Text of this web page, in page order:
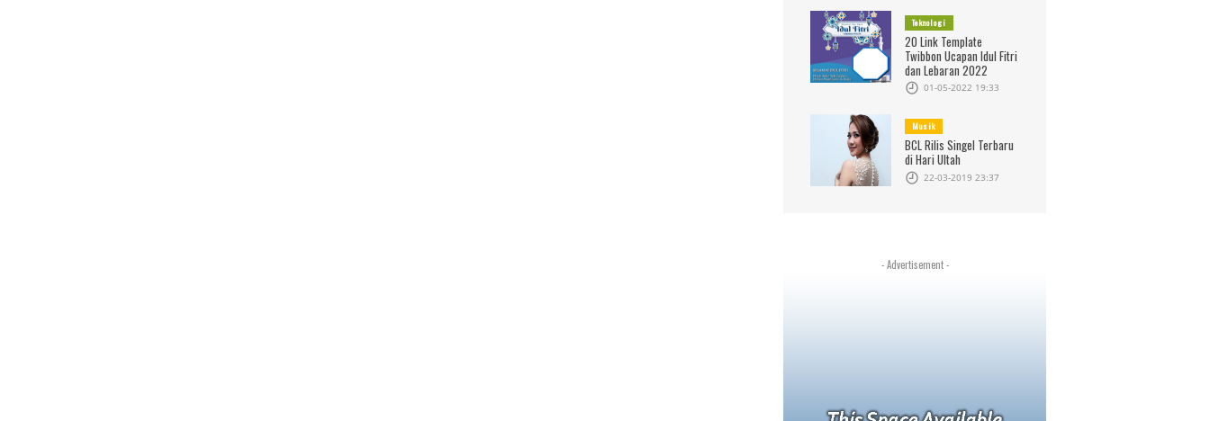
Teknologi
20 Link Template
Twibbon Ucapan Idul Fitri
dan Lebaran 2022
01-05-2022 19:33
Musik
BCL Rilis Singel Terbaru
di Hari Ultah
22-03-2019 23:37
- Advertisement -